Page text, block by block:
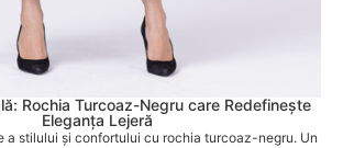
Rochia Turcoaz-Negru care Redefinește
Eleganța Lejeră
a stilului și confortului cu rochia turcoaz-negru. Un